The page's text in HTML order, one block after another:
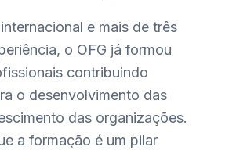
e mais de três
o OFG já formou
contribuindo
o desenvolvimento das
das organizações.
a formação é um pilar